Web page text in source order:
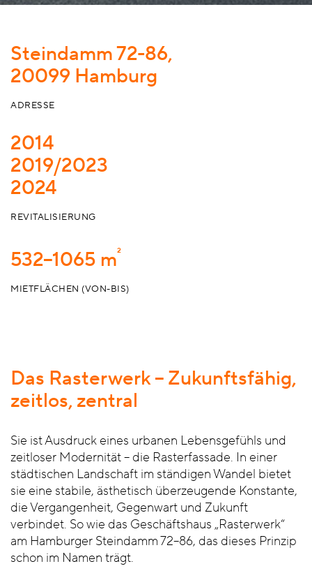
Steindamm 72-86,
20099 Hamburg
ADRESSE
2014
2019/2023
2024
REVITALISIERUNG
532–1065 m²
MIETFLÄCHEN (VON-BIS)
Das Rasterwerk – Zukunftsfähig,
zeitlos, zentral
Sie ist Ausdruck eines urbanen Lebensgefühls und
zeitloser Modernität – die Rasterfassade. In einer
städtischen Landschaft im ständigen Wandel bietet
sie eine stabile, ästhetisch überzeugende Konstante,
die Vergangenheit, Gegenwart und Zukunft
verbindet. So wie das Geschäftshaus „Rasterwerk“
am Hamburger Steindamm 72–86, das dieses Prinzip
schon im Namen trägt.